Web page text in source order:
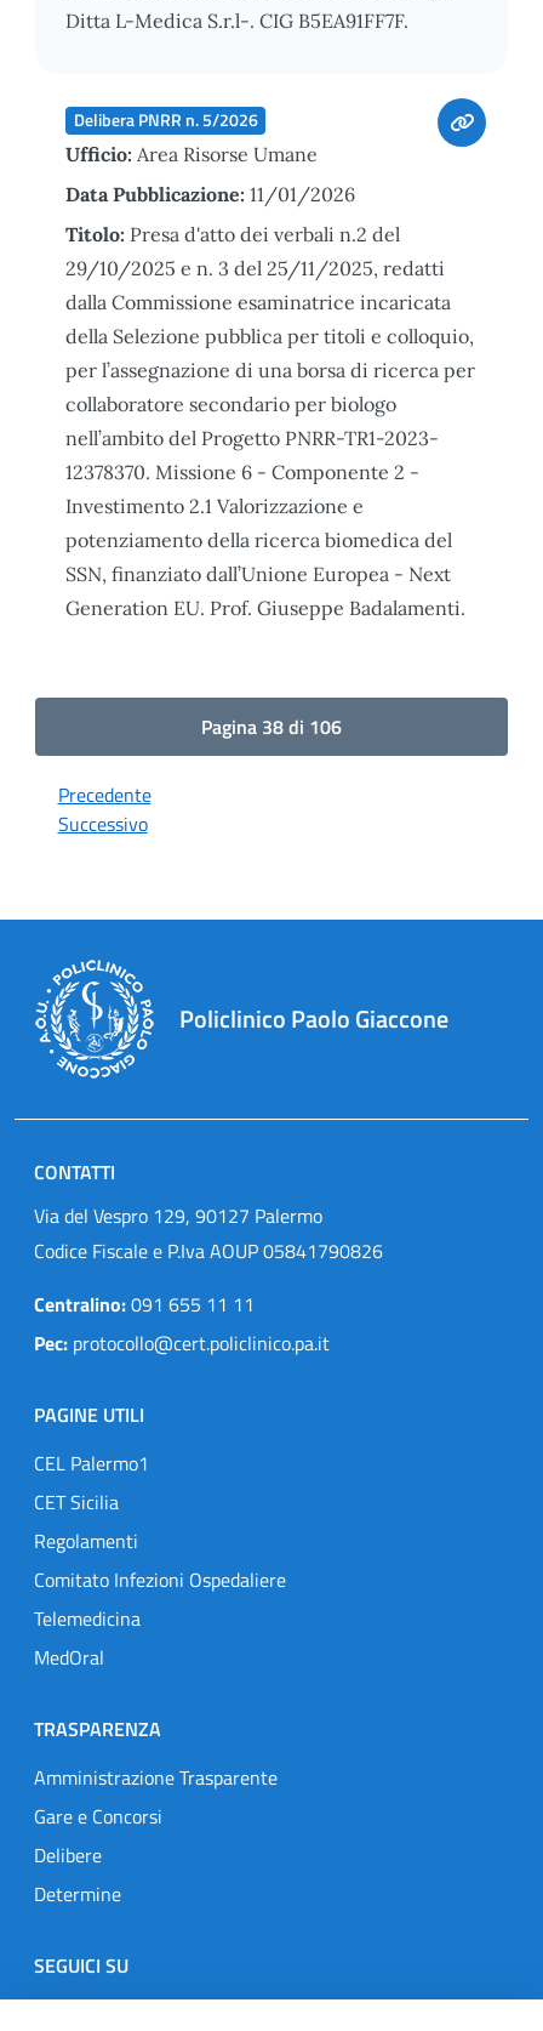
Ditta L-Medica S.r.l-. CIG B5EA91FF7F.
Delibera PNRR n. 5/2026
Ufficio: Area Risorse Umane
Data Pubblicazione: 11/01/2026
Titolo: Presa d'atto dei verbali n.2 del
29/10/2025 e n. 3 del 25/11/2025, redatti
dalla Commissione esaminatrice incaricata
della Selezione pubblica per titoli e colloquio,
per l’assegnazione di una borsa di ricerca per
collaboratore secondario per biologo
nell’ambito del Progetto PNRR-TR1-2023-
12378370. Missione 6 - Componente 2 -
Investimento 2.1 Valorizzazione e
potenziamento della ricerca biomedica del
SSN, finanziato dall’Unione Europea - Next
Generation EU. Prof. Giuseppe Badalamenti.
Pagina 38 di 106
Precedente
Successivo
Policlinico Paolo Giaccone
CONTATTI
Via del Vespro 129, 90127 Palermo
Codice Fiscale e P.Iva AOUP 05841790826
Centralino:091 655 11 11
Pec: protocollo@cert.policlinico.pa.it
PAGINE UTILI
CEL Palermo1
CET Sicilia
Regolamenti
Comitato Infezioni Ospedaliere
Telemedicina
MedOral
TRASPARENZA
Amministrazione Trasparente
Gare e Concorsi
Delibere
Determine
SEGUICI SU
Designers Italia
TwitterInstagramYoutubeLinkedin